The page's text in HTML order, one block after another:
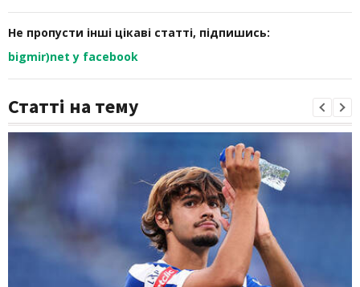
Не пропусти інші цікаві статті, підпишись:
bigmir)net у facebook
Статті на тему